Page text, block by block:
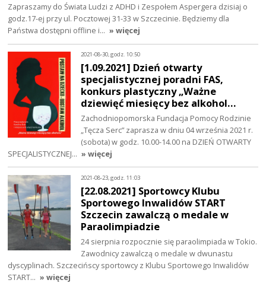
Zapraszamy do Świata Ludzi z ADHD i Zespołem Aspergera dzisiaj o
godz.17-ej przy ul. Pocztowej 31-33 w Szczecinie. Będziemy dla
Państwa dostępni offline i… » więcej
2021-08-30, godz. 10:50
[1.09.2021] Dzień otwarty
specjalistycznej poradni FAS,
konkurs plastyczny „Ważne
dziewięć miesięcy bez alkohol…
Zachodniopomorska Fundacja Pomocy Rodzinie
„Tęcza Serc” zaprasza w dniu 04 września 2021 r.
(sobota) w godz. 10.00-14.00 na DZIEŃ OTWARTY
SPECJALISTYCZNEJ… » więcej
2021-08-23, godz. 11:03
[22.08.2021] Sportowcy Klubu
Sportowego Inwalidów START
Szczecin zawalczą o medale w
Paraolimpiadzie
24 sierpnia rozpocznie się paraolimpiada w Tokio.
Zawodnicy zawalczą o medale w dwunastu
dyscyplinach. Szczecińscy sportowcy z Klubu Sportowego Inwalidów
START… » więcej